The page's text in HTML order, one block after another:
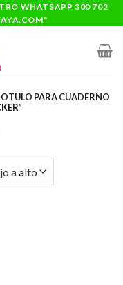
WHATSAPP 300 702
PARA CUADERNO